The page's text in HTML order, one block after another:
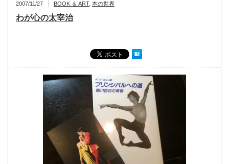
2007/11/27 BOOK ＆ ART, 本の世界
わが心の太宰治
…